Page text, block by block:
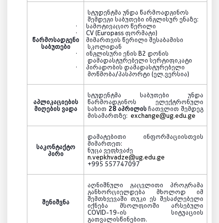
წარმოსადგენი
საბუთები
სტუდენტმა უნდა წარმოადგინოს
შემდეგი საბუთები ინგლისურ ენაზე:
·
სამოტივაციო წერილი
·
CV (Europass ფორმატი)
·
მიმართვის წერილი შესაბამისი
სკოლიდან
·
ინგლისური ენის B2 დონის
დამადასტურებელი სერტიფიკატი
·
პირადობის დამადასტურებელი
მოწმობა/პასპორტი (ელ.ვერსია)
აპლიკაციების
მიღების ვადა
სტუდენტმა საბუთები უნდა
წარმოადგინოს ელექტრონული
სახით 28 აპრილისჩათვლით შემდეგ
მისამართზე: exchange@ug.edu.ge
საკონტაქტო
პირი
დამატებითი ინფორმაციისთვის
მიმართეთ:
ნუცა ვეფხვაძე
n.vepkhvadze@ug.edu.ge
+995 557747097
შენიშვნა
აღნიშნული გაცვლითი პროგრამა
განხორციელდება მხოლოდ იმ
შემთხვევაში თუკი ეს შესაძლებელი
იქნება მსოლფიოში არსებული
COVID-19-ის სიტუაციის
გათვალისწინებით.